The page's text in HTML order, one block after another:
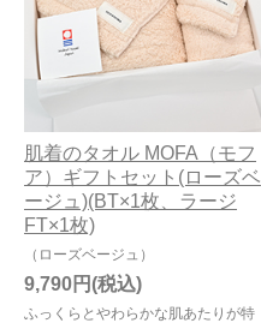
肌着のタオル MOFA（モフ
ア）ギフトセット(ローズベ
ージュ)(BT×1枚、ラージ
FT×1枚)
（ローズベージュ）
ふっくらとやわらかな肌あたりが特
9,790円